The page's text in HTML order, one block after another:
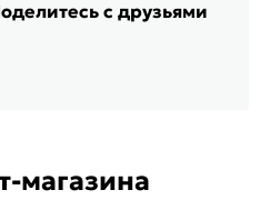
с друзьями
магазина